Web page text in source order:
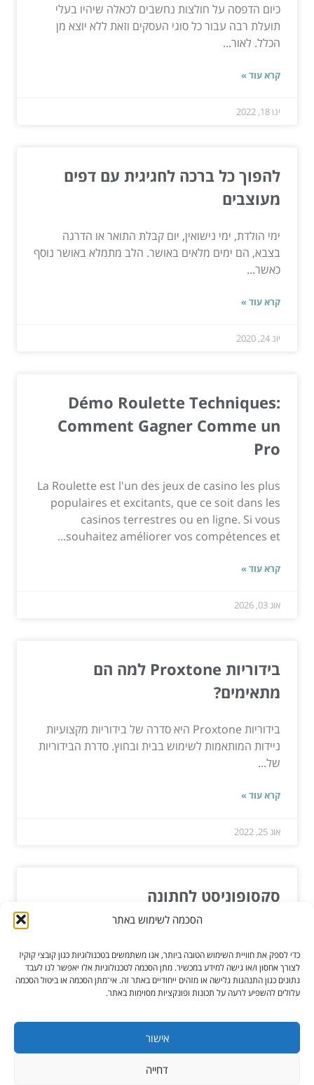
הסכמה לשימוש באתר
כדי לספק את חוויית השימוש הטובה ביותר, אנו משתמשים בטכנולוגיות כגון קובצי קוקיז
לצורך אחסון ו/או גישה למידע במכשיר. מתן הסכמה לטכנולוגיות אלו יאפשר לנו לעבד
נתונים כגון התנהגות גלישה או מזהים ייחודיים באתר זה. אי־מתן הסכמה או ביטול הסכמה
עלולים להשפיע לרעה על תכונות ופונקציות מסוימות באתר.
אישור
דחייה
כיום הדפסה על חולצות נחשבים לכאלה שיהיו בעלי
תועלת רבה עבור כל סוגי העסקים וזאת ללא יוצא מן
הכלל. לאור...
קרא עוד »
ינו 18, 2022
להפוך כל ברכה לחגיגית עם דפים
מעוצבים
ימי הולדת, ימי נישואין, יום קבלת התואר או הדרגה
בצבא, הם ימים מלאים באושר. הלב מתמלא באושר נוסף
כאשר...
קרא עוד »
יונ 24, 2020
Démo Roulette Techniques:
Comment Gagner Comme un
Pro
La Roulette est l'un des jeux de casino les plus
populaires et excitants, que ce soit dans les
casinos terrestres ou en ligne. Si vous
souhaitez améliorer vos compétences et...
קרא עוד »
אוג 03, 2026
בידוריות Proxtone למה הם
מתאימים?
בידוריות Proxtone היא סדרה של בידוריות מקצועיות
ניידות המותאמות לשימוש בבית ובחוץ. סדרת הבידוריות
של...
קרא עוד »
אוג 25, 2022
סקסופוניסט לחתונה
וכשהיא מגיעה, היא יכולה להיות אחת הזיכרונות
המשפיעים...
קרא עוד »